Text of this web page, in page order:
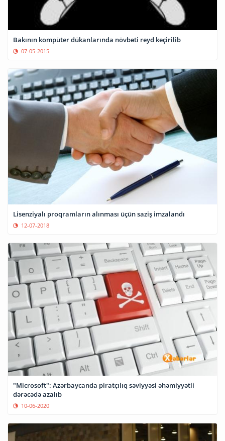
Bakının kompüter dükanlarında növbəti reyd keçirilib
07-05-2015
Lisenziyalı proqramların alınması üçün saziş imzalandı
12-07-2018
"Microsoft": Azərbaycanda piratçılıq səviyyəsi əhəmiyyətli
dərəcədə azalıb
10-06-2020